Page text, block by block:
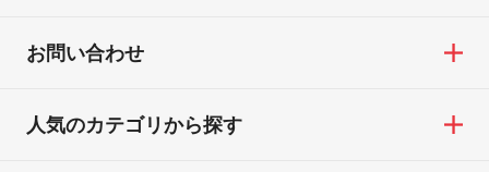
お問い合わせ
人気のカテゴリから探す